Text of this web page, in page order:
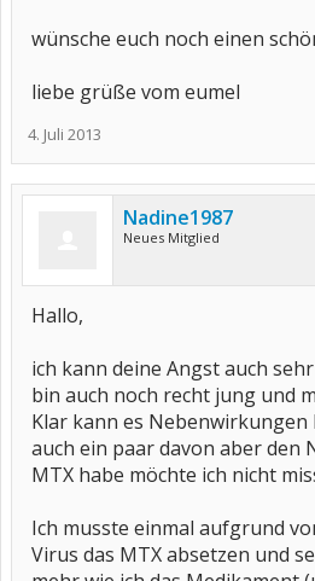
wünsche euch noch einen
liebe grüße vom eumel
4. Juli 2013
Nadine1987
Neues Mitglied
Hallo,
ich kann deine Angst auch
bin auch noch recht jung und
Klar kann es Nebenwirkungen
auch ein paar davon aber den
MTX habe möchte ich nicht
Ich musste einmal aufgrund
Virus das MTX absetzen und